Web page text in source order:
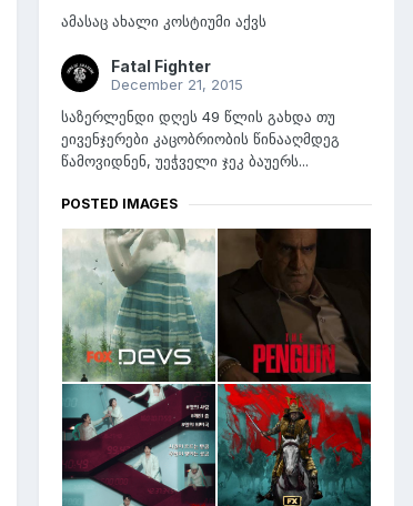
ამასაც ახალი კოსტიუმი აქვს
Fatal Fighter
December 21, 2015
საზერლენდი დღეს 49 წლის გახდა თუ
ეივენჯერები კაცობრიობის წინააღმდეგ
წამოვიდნენ, უეჭველი ჯეკ ბაუერს...
POSTED IMAGES